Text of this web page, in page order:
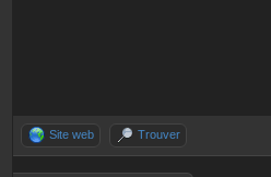
Site web Trouver